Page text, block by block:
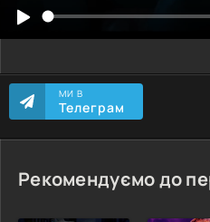
МИ В
Телеграм
Рекомендуємо до